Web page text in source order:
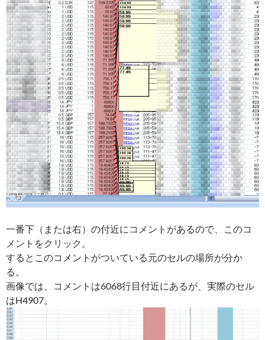
一番下（または右）の付近にコメントがあるので、このコ
メントをクリック。
するとこのコメントがついている元のセルの場所が分か
る。
画像では、コメントは6068行目付近にあるが、実際のセル
はH4907。